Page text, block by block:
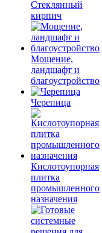
Cтеклянный
кирпич
Мощение,
ландшафт и
благоустройство
Черепица
Кислотоупорная
плитка
промышленного
назначения